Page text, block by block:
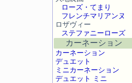
ローズ・てまり
フレンチマリアンヌ
ロザヴィー
ステファニーローズ
カーネーション
カーネーション
デュエット
ミニカーネーション
デュエット ミニ